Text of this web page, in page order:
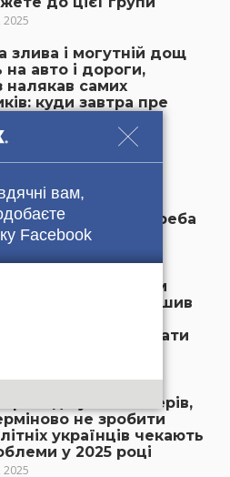
вам,
Facebook
2025
злива і могутній дощ
на авто і дороги,
налякав самих
куди завтра пре
банках
усіх”: скільки
валюта, чи треба
змінив напрям
валют приголомшив
та чи час рятувати
пропаде у пенсіонерів,
не зробити
українців чекають
у 2025 році
2025